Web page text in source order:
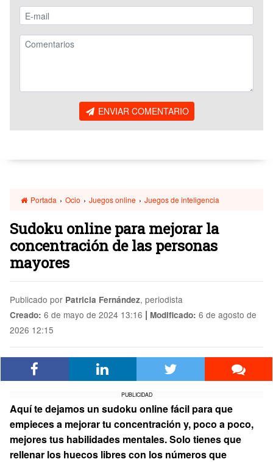
ENVIAR COMENTARIO
Portada › Ocio › Juegos online › Juegos de inteligencia
Sudoku online para mejorar la
concentración de las personas
mayores
Publicado por Patricia Fernández, periodista
Creado: 6 de mayo de 2024 13:16 | Modificado: 6 de agosto de
2026 12:15
PUBLICIDAD
Aquí te dejamos un sudoku online fácil para que
empieces a mejorar tu concentración y, poco a poco,
mejores tus habilidades mentales. Solo tienes que
rellenar los huecos libres con los números que